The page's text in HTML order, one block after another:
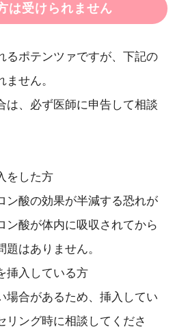
は受けられません
るポテンツァですが、下記の
せん。
は、必ず医師に申告して相談
をした方
ン酸の効果が半減する恐れが
ン酸が体内に吸収されてから
はありません。
挿入している方
場合があるため、挿入してい
リング時に相談してくださ